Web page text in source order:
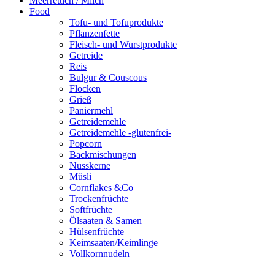
Food
Tofu- und Tofuprodukte
Pflanzenfette
Fleisch- und Wurstprodukte
Getreide
Reis
Bulgur & Couscous
Flocken
Grieß
Paniermehl
Getreidemehle
Getreidemehle -glutenfrei-
Popcorn
Backmischungen
Nusskerne
Müsli
Cornflakes &Co
Trockenfrüchte
Softfrüchte
Ölsaaten & Samen
Hülsenfrüchte
Keimsaaten/Keimlinge
Vollkornnudeln